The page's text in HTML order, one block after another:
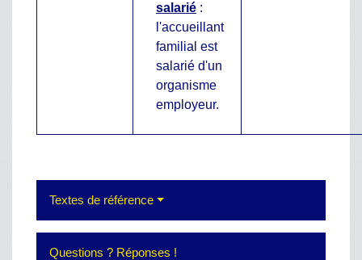
salarié :
l'accueillant
familial est
salarié d'un
organisme
employeur.
Textes de référence
Questions ? Réponses !